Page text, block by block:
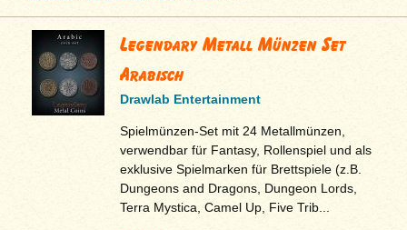
Legendary Metall Münzen Set
Arabisch
Drawlab Entertainment
Spielmünzen-Set mit 24 Metallmünzen,
verwendbar für Fantasy, Rollenspiel und als
exklusive Spielmarken für Brettspiele (z.B.
Dungeons and Dragons, Dungeon Lords,
Terra Mystica, Camel Up, Five Trib...